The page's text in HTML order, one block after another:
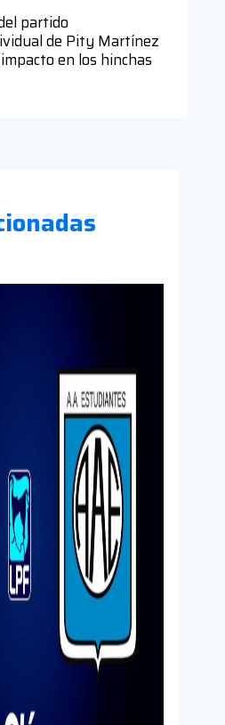
partido
de Pity Martínez
en los hinchas